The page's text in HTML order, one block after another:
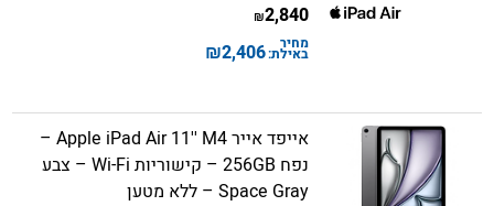
2,840
₪
מחיר
באילת:2,406
₪
אייפד אייר Apple iPad Air 11'' M4 –
נפח 256GB – קישוריות Wi-Fi – צבע
Space Gray – ללא מטען